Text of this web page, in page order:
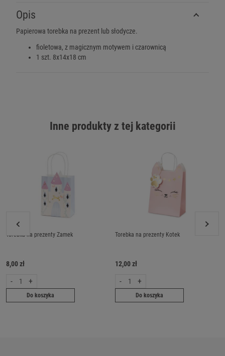
Opis
Papierowa torebka na prezent lub słodycze.
fioletowa, z magicznym motywem i czarownicą
1 szt. 8x14x18 cm
Inne produkty z tej kategorii
Torebka na prezenty Zamek
8,00 zł
- +
Do koszyka
Torebka na prezenty Kotek
12,00 zł
- +
Do koszyka